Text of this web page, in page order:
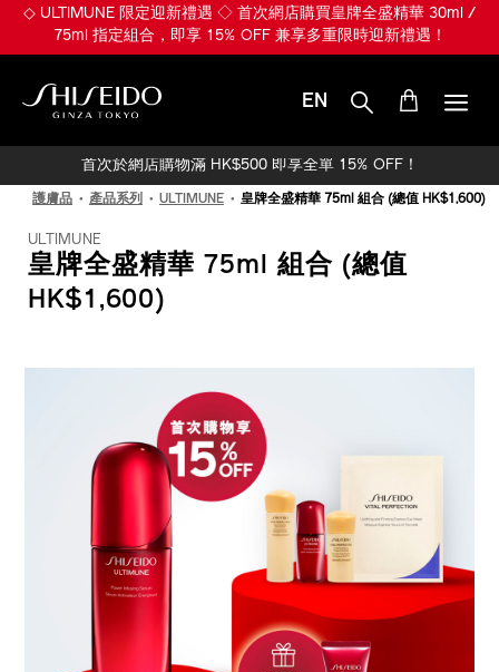
◇ ULTIMUNE 限定迎新禮遇 ◇ 首次網店購買皇牌全盛精華 30ml /
75ml 指定組合，即享 15% OFF 兼享多重限時迎新禮遇！
EN
首次於網店購物滿 HK$500 即享全單 15% OFF！
護膚品 產品系列 ULTIMUNE 皇牌全盛精華 75ml 組合 (總值 HK$1,600)
ULTIMUNE
皇牌全盛精華 75ml 組合 (總值
HK$1,600)